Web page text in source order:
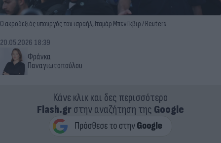
Ο ακροδεξιός υπουργός του ισραήλ, Ιταμάρ Μπεν Γκβιρ / Reuters
Φράνκα
Παναγιωτοπούλου
20.05.2026 18:39
Κάνε κλικ και δες περισσότερο
Flash.grστην αναζήτηση της Google